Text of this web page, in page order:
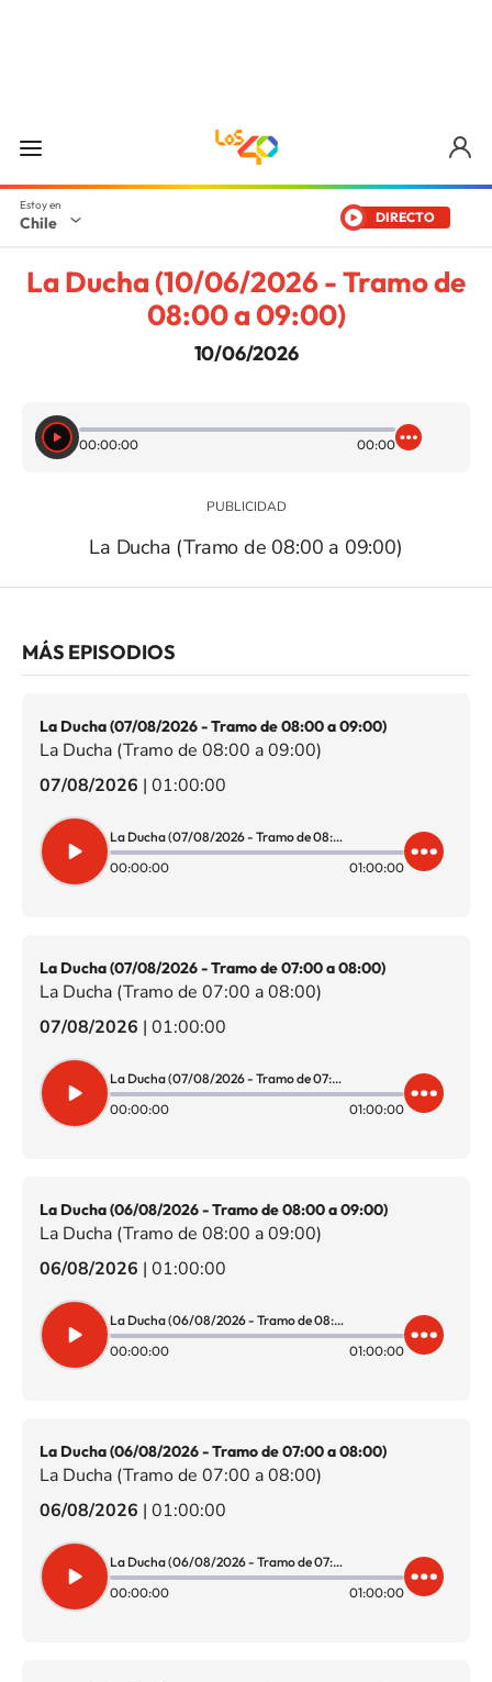
Chile DIRECTO
La Ducha (10/06/2026 - Tramo de
08:00 a 09:00)
10/06/2026
00:00:00 00:00
La Ducha (Tramo de 08:00 a 09:00)
MÁS EPISODIOS
La Ducha (07/08/2026 - Tramo de 08:00 a 09:00)
La Ducha (Tramo de 08:00 a 09:00)
07/08/2026 | 01:00:00
La Ducha (07/08/2026 - Tramo de 08:00 a 09:00)
00:00:00
01:00:00
La Ducha (07/08/2026 - Tramo de 07:00 a 08:00)
La Ducha (Tramo de 07:00 a 08:00)
07/08/2026 | 01:00:00
La Ducha (07/08/2026 - Tramo de 07:00 a 08:00)
00:00:00
01:00:00
La Ducha (06/08/2026 - Tramo de 08:00 a 09:00)
La Ducha (Tramo de 08:00 a 09:00)
06/08/2026 | 01:00:00
La Ducha (06/08/2026 - Tramo de 08:00 a 09:00)
00:00:00
01:00:00
La Ducha (06/08/2026 - Tramo de 07:00 a 08:00)
La Ducha (Tramo de 07:00 a 08:00)
06/08/2026 | 01:00:00
La Ducha (06/08/2026 - Tramo de 07:00 a 08:00)
00:00:00
01:00:00